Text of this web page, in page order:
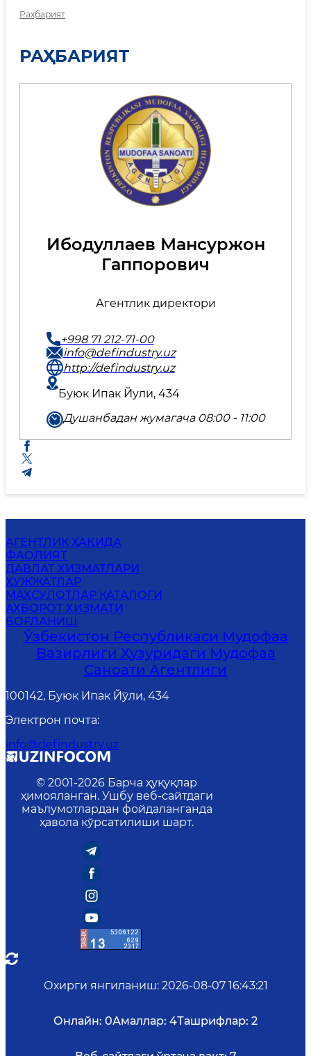
Раҳбарият
РАҲБАРИЯТ
Ибодуллаев Мансуржон
Гаппорович
Агентлик директори
+998 71 212-71-00
info@defindustry.uz
http://defindustry.uz
Буюк Ипак Йули, 434
Душанбадан жумагача 08:00 - 11:00
АГЕНТЛИК ҲАҚИДА
ФАОЛИЯТ
ДАВЛАТ ХИЗМАТЛАРИ
ҲУЖЖАТЛАР
МАҲСУЛОТЛАР КАТАЛОГИ
АХБОРОТ ХИЗМАТИ
БОҒЛАНИШ
Ўзбекистон Республикаси Мудофаа
Вазирлиги Ҳузуридаги Мудофаа
Саноати Агентлиги
100142, Буюк Ипак Йўли, 434
Электрон почта:
info@defindustry.uz
© 2001-2026 Барча ҳуқуқлар
ҳимояланган. Ушбу веб-сайтдаги
маълумотлардан фойдаланганда
ҳавола кўрсатилиши шарт.
Охирги янгиланиш: 2026-08-07 16:43:21
Онлайн: 0Амаллар: 4Ташрифлар: 2